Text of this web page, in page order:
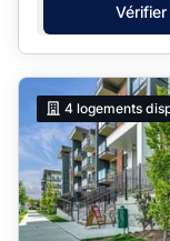
4 logements